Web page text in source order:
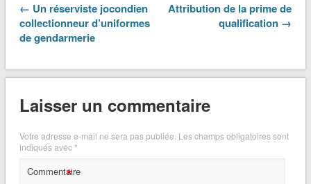
← Un réserviste jocondien
collectionneur d’uniformes
de gendarmerie
Attribution de la prime de
qualification →
Laisser un commentaire
Votre adresse e-mail ne sera pas publiée. Les champs obligatoires sont
indiqués avec*
Commentaire
*